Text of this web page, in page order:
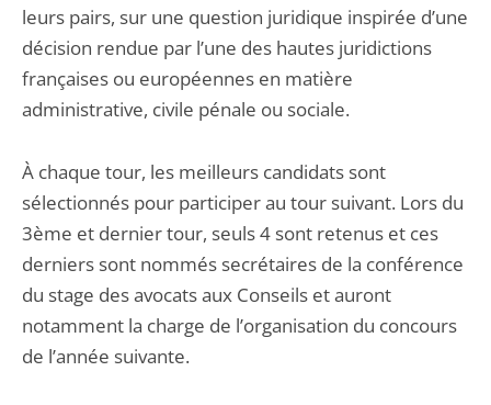
leurs pairs, sur une question juridique inspirée d’une
décision rendue par l’une des hautes juridictions
françaises ou européennes en matière
administrative, civile pénale ou sociale.
À chaque tour, les meilleurs candidats sont
sélectionnés pour participer au tour suivant. Lors du
3ème et dernier tour, seuls 4 sont retenus et ces
derniers sont nommés secrétaires de la conférence
du stage des avocats aux Conseils et auront
notamment la charge de l’organisation du concours
de l’année suivante.